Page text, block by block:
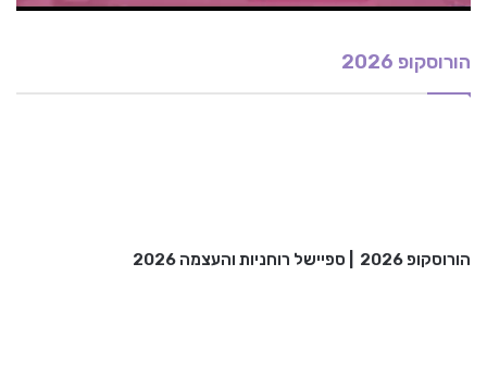
הורוסקופ 2026
הורוסקופ 2026 ספיישל רוחניות והעצמה 2026